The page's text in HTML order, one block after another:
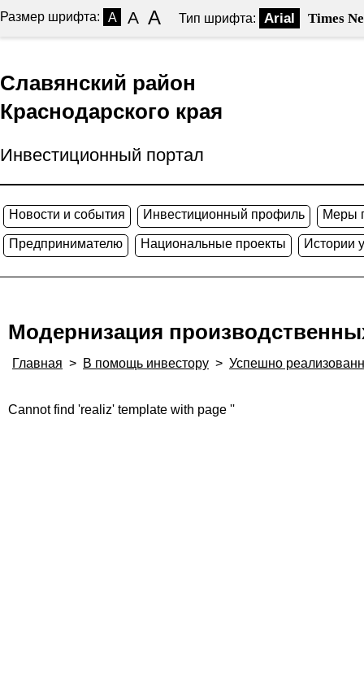
Размер шрифта: A A A Тип шрифта: Arial Times
Славянский район
Краснодарского края
Инвестиционный портал
Новости и события Инвестиционный профиль Меры
Предпринимателю Национальные проекты Истории
Модернизация
Главная > В помощь инвестору > Успешно
Cannot find 'realiz' template with page ''